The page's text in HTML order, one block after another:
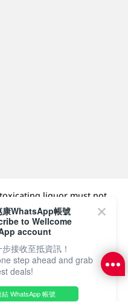
liquor must not
18) in the course of
未成年人 (18 歲以下人士)
團
Dairy Farm Company
康WhatsApp帳號
to Wellcome
account
接收至抵資訊！
step ahead and grab
deals!
結 WhatsApp 帳號